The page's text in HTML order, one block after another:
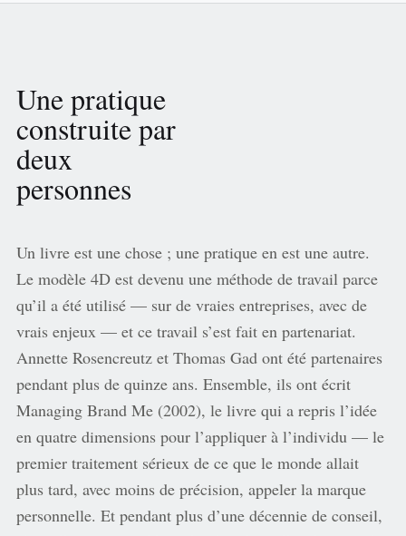
Une pratique
construite par
deux
personnes
Un livre est une chose ; une pratique en est une autre.
Le modèle 4D est devenu une méthode de travail parce
qu’il a été utilisé — sur de vraies entreprises, avec de
vrais enjeux — et ce travail s’est fait en partenariat.
Annette Rosencreutz et Thomas Gad ont été partenaires
pendant plus de quinze ans. Ensemble, ils ont écrit
Managing Brand Me (2002), le livre qui a repris l’idée
en quatre dimensions pour l’appliquer à l’individu — le
premier traitement sérieux de ce que le monde allait
plus tard, avec moins de précision, appeler la marque
personnelle. Et pendant plus d’une décennie de conseil,